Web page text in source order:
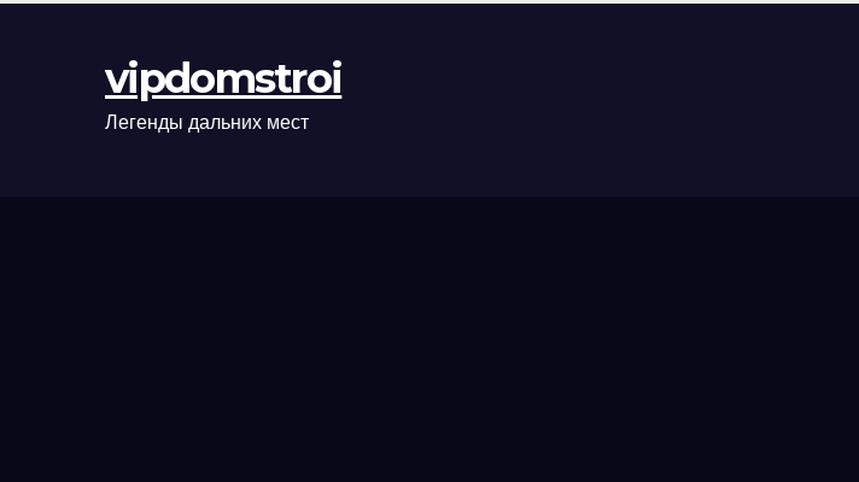
оформления
рыночные
ориентиры
vipdomstroi
Легенды дальних мест